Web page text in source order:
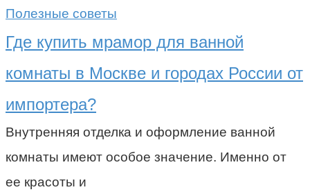
Полезные советы
Где купить мрамор для ванной
комнаты в Москве и городах России от
импортера?
Внутренняя отделка и оформление ванной
комнаты имеют особое значение. Именно от
ее красоты и